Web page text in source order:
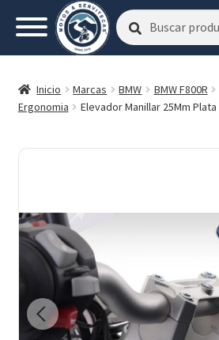
Buscar
por:
Buscar
Inicio Marcas BMW BMW F800R
Ergonomia
Elevador Manillar 25Mm Plata